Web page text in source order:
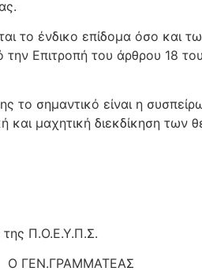
το ένδικο επίδομα όσο και
Επιτροπή του άρθρου 18
το σημαντικό είναι η
μαχητική διεκδίκηση των
της Π.Ο.Ε.Υ.Π.Σ.